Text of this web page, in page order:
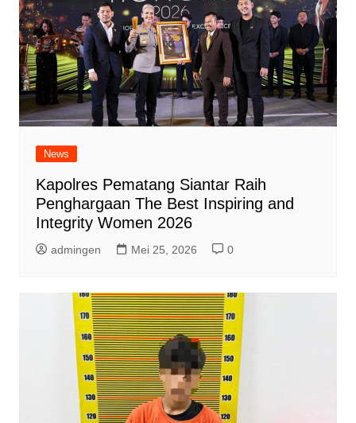
News
Kapolres Pematang Siantar Raih
Penghargaan The Best Inspiring and
Integrity Women 2026
admingen Mei 25, 2026 0